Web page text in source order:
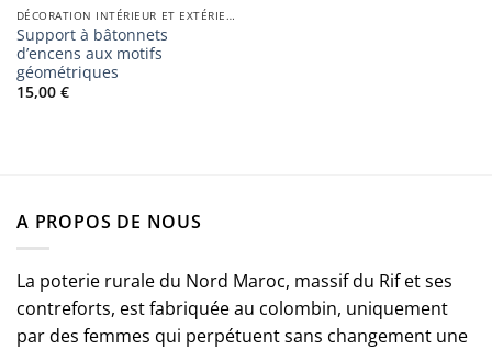
DÉCORATION INTÉRIEUR ET EXTÉRIEUR
Support à bâtonnets
d’encens aux motifs
géométriques
15,00 €
A PROPOS DE NOUS
La poterie rurale du Nord Maroc, massif du Rif et ses
contreforts, est fabriquée au colombin, uniquement
par des femmes qui perpétuent sans changement une